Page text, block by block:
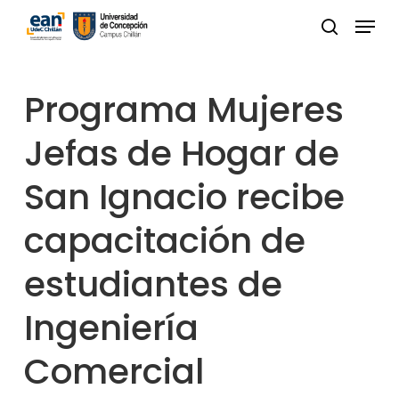
content
buscar
Menu
Programa Mujeres
Jefas de Hogar de
San Ignacio recibe
capacitación de
estudiantes de
Ingeniería
Comercial